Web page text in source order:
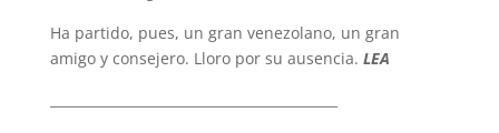
Ha partido, pues, un gran venezolano, un gran
amigo y consejero. Lloro por su ausencia. LEA